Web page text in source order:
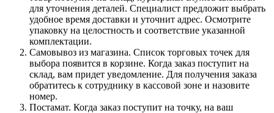
для уточнения деталей. Специалист предложит выбрать
удобное время доставки и уточнит адрес. Осмотрите
упаковку на целостность и соответствие указанной
комплектации.
Самовывоз из магазина. Список торговых точек для
выбора появится в корзине. Когда заказ поступит на
склад, вам придет уведомление. Для получения заказа
обратитесь к сотруднику в кассовой зоне и назовите
номер.
Постамат. Когда заказ поступит на точку, на ваш